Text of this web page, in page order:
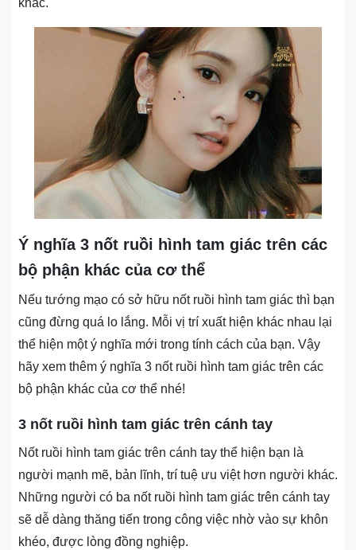
khác.
Ý nghĩa 3 nốt ruồi hình tam giác trên các
bộ phận khác của cơ thể
Nếu tướng mạo có sở hữu nốt ruồi hình tam giác thì bạn
cũng đừng quá lo lắng. Mỗi vị trí xuất hiện khác nhau lại
thể hiện một ý nghĩa mới trong tính cách của bạn. Vậy
hãy xem thêm ý nghĩa 3 nốt ruồi hình tam giác trên các
bộ phận khác của cơ thể nhé!
3 nốt ruồi hình tam giác trên cánh tay
Nốt ruồi hình tam giác trên cánh tay thể hiện bạn là
người mạnh mẽ, bản lĩnh, trí tuệ ưu việt hơn người khác.
Những người có ba nốt ruồi hình tam giác trên cánh tay
sẽ dễ dàng thăng tiến trong công việc nhờ vào sự khôn
khéo, được lòng đồng nghiệp.